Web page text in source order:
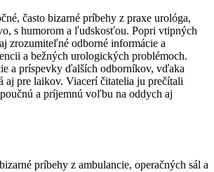
často bizarné príbehy z praxe urológa,
s humorom a ľudskosťou. Popri vtipných
zrozumiteľné odborné informácie a
a bežných urologických problémoch.
a príspevky ďalších odborníkov, vďaka
aj pre laikov. Viacerí čitatelia ju prečítali
a príjemnú voľbu na oddych aj
príbehy z ambulancie, operačných sál a